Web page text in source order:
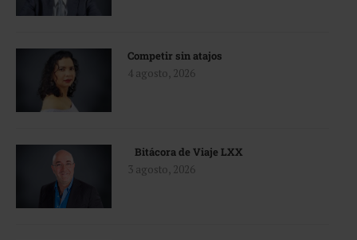
Competir sin atajos
4 agosto, 2026
Bitácora de Viaje LXX
3 agosto, 2026